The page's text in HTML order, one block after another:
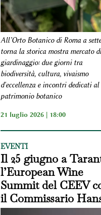
All’Orto Botanico di Roma a
torna la storica mostra mercato
giardinaggio: due giorni tra
biodiversità, cultura, vivaismo
d'eccellenza e incontri dedicati al
patrimonio botanico
21 luglio 2026 | 18:00
EVENTI
Il 25 giugno a
l’European Wine
Summit del CEEV
il Commissario